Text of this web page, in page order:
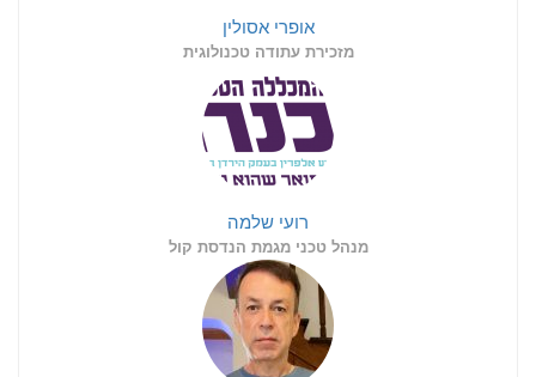
אופרי אסולין
מזכירת עתודה טכנולוגית
רועי שלמה
מנהל טכני מגמת הנדסת קול